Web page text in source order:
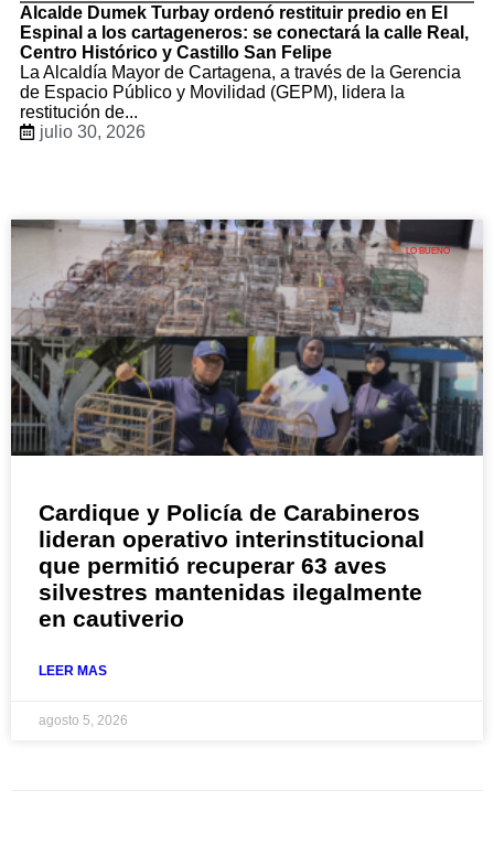
Alcalde Dumek Turbay ordenó restituir predio en El
Espinal a los cartageneros: se conectará la calle Real,
Centro Histórico y Castillo San Felipe
La Alcaldía Mayor de Cartagena, a través de la Gerencia
de Espacio Público y Movilidad (GEPM), lidera la
restitución de...
julio 30, 2026
LO BUENO
Cardique y Policía de Carabineros
lideran operativo interinstitucional
que permitió recuperar 63 aves
silvestres mantenidas ilegalmente
en cautiverio
LEER MAS
agosto 5, 2026